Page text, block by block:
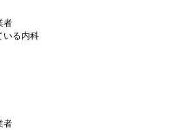
者
いる内科
者